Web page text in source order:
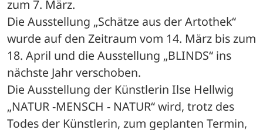
zum 7. März.
Die Ausstellung „Schätze aus der Artothek“
wurde auf den Zeitraum vom 14. März bis zum
18. April und die Ausstellung „BLINDS“ ins
nächste Jahr verschoben.
Die Ausstellung der Künstlerin Ilse Hellwig
„NATUR -MENSCH - NATUR“ wird, trotz des
Todes der Künstlerin, zum geplanten Termin,